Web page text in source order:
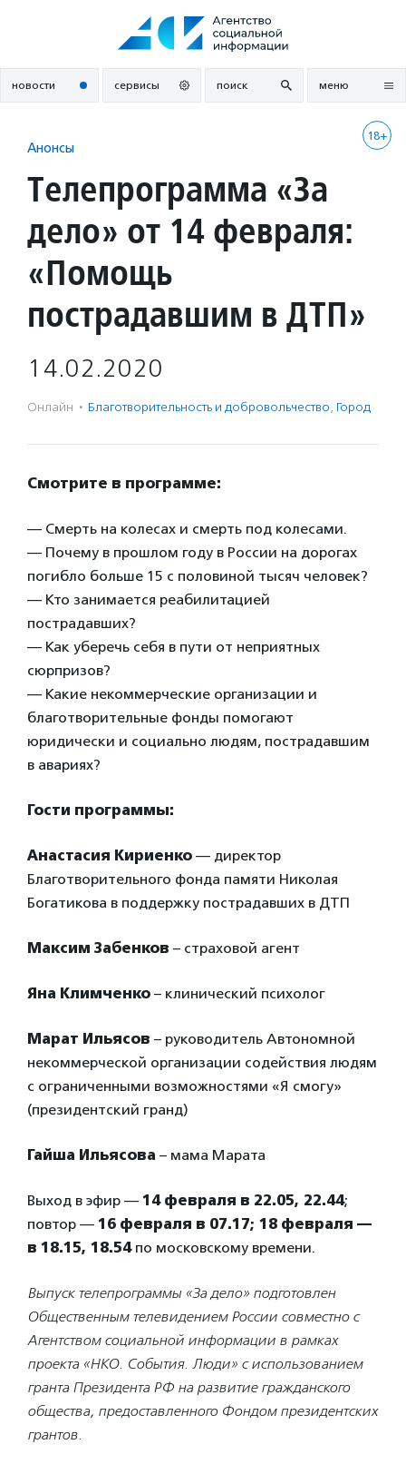
новости сервисы поиск меню
18+
Анонсы
Телепрограмма «За
дело» от 14 февраля:
«Помощь
пострадавшим в ДТП»
14.02.2020
Онлайн · Благотвори­тель­ность и доброволь­чест­во, Город
Смотрите в программе:
— Смерть на колесах и смерть под колесами.
— Почему в прошлом году в России на дорогах
погибло больше 15 с половиной тысяч человек?
— Кто занимается реабилитацией
пострадавших?
— Как уберечь себя в пути от неприятных
сюрпризов?
— Какие некоммерческие организации и
благотворительные фонды помогают
юридически и социально людям, пострадавшим
в авариях?
Гости программы:
Анастасия Кириенко — директор
Благотворительного фонда памяти Николая
Богатикова в поддержку пострадавших в ДТП
Максим Забенков – страховой агент
Яна Климченко – клинический психолог
Марат Ильясов – руководитель Автономной
некоммерческой организации содействия людям
с ограниченными возможностями «Я смогу»
(президентский гранд)
Гайша Ильясова – мама Марата
Выход в эфир — 14 февраля в 22.05, 22.44;
повтор — 16 февраля в 07.17; 18 февраля —
в 18.15, 18.54по московскому времени.
Выпуск телепрограммы «За дело» подготовлен
Общественным телевидением России совместно с
Агентством социальной информации в рамках
проекта «НКО. События. Люди» с использованием
гранта Президента РФ на развитие гражданского
общества, предоставленного Фондом президентских
грантов.